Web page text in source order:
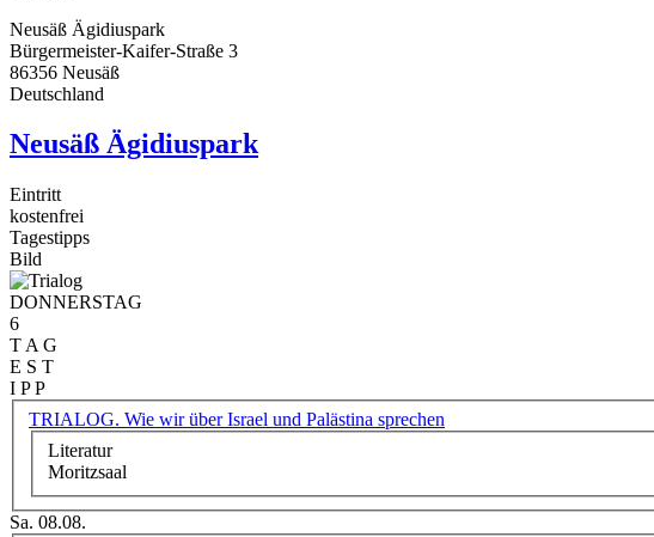
Neusäß Ägidiuspark
Bürgermeister-Kaifer-Straße 3
86356 Neusäß
Deutschland
Neusäß Ägidiuspark
Eintritt
kostenfrei
Tagestipps
Bild
DONNERSTAG
6
T A G
E S T
I P P
TRIALOG. Wie wir über Israel und Palästina sprechen
Literatur
Moritzsaal
Sa. 08.08.